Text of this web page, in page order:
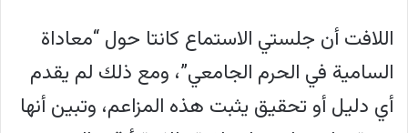
اللافت أن جلستي الاستماع كانتا حول “معاداة
السامية في الحرم الجامعي”، ومع ذلك لم يقدم
أي دليل أو تحقيق يثبت هذه المزاعم، وتبين أنها